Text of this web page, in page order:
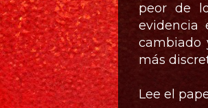
peor de
evidencia
cambiado
más
Lee el